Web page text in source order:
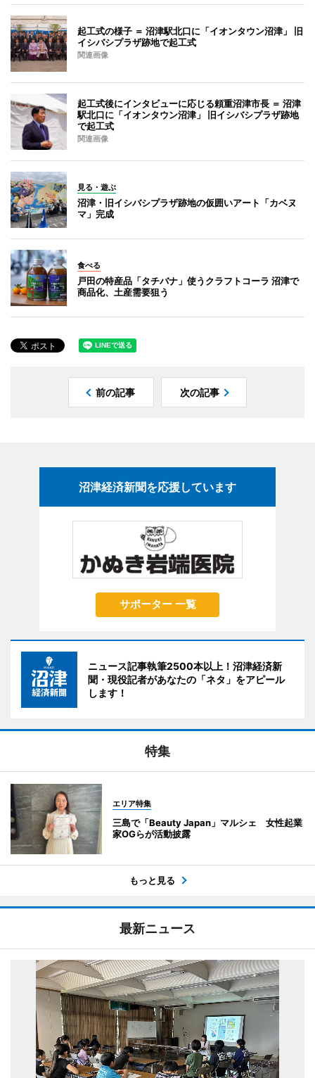
起工式の様子 ＝ 沼津駅北口に「イオンタウン沼津」 旧
イシバシプラザ跡地で起工式
関連画像
起工式後にインタビューに応じる頼重沼津市長 ＝ 沼津
駅北口に「イオンタウン沼津」 旧イシバシプラザ跡地
で起工式
関連画像
見る・遊ぶ
沼津・旧イシバシプラザ跡地の仮囲いアート「カベヌ
マ」完成
食べる
戸田の特産品「タチバナ」使うクラフトコーラ 沼津で
商品化、土産需要狙う
前の記事 次の記事
沼津経済新聞を応援しています
サポーター 一覧
ニュース記事執筆2500本以上！沼津経済新
聞・現役記者があなたの「ネタ」をアピール
します！
特集
エリア特集
三島で「Beauty Japan」マルシェ 女性起業
家OGらが活動披露
もっと見る
最新ニュース